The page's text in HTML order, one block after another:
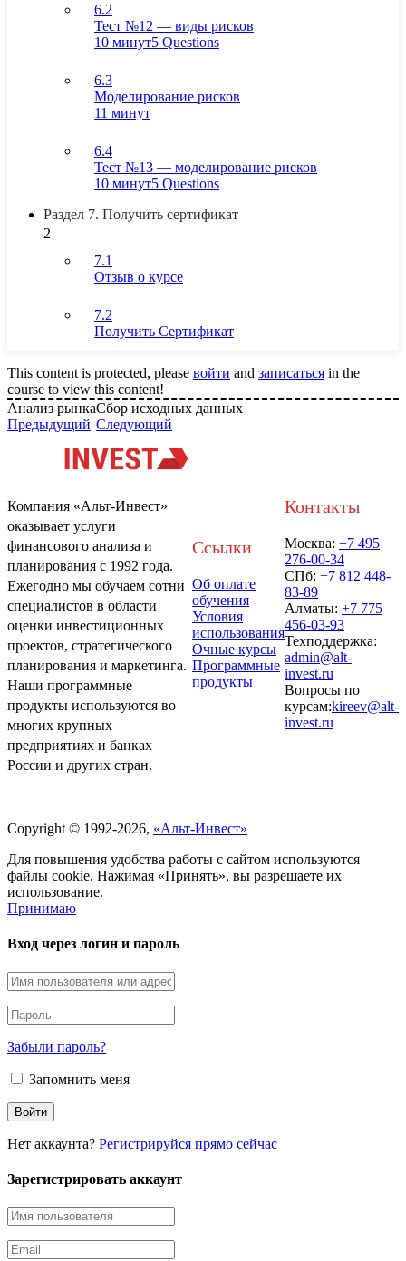
6.2
Тест №12 — виды рисков
10 минут5 Questions
6.3
Моделирование рисков
11 минут
6.4
Тест №13 — моделирование рисков
10 минут5 Questions
Раздел 7. Получить сертификат
2
7.1
Отзыв о курсе
7.2
Получить Сертификат
This content is protected, please войти and записаться in the
course to view this content!
Анализ рынка
Предыдущий
Сбор исходных данных
Следующий
Компания «Альт-Инвест»
оказывает услуги
финансового анализа и
планирования с 1992 года.
Ежегодно мы обучаем сотни
специалистов в области
оценки инвестиционных
проектов, стратегического
планирования и маркетинга.
Наши программные
продукты используются во
многих крупных
предприятиях и банках
России и других стран.
Ссылки
Об оплате
обучения
Условия
использования
Очные курсы
Программные
продукты
Контакты
Москва: +7 495
276-00-34
СПб: +7 812 448-
83-89
Алматы: +7 775
456-03-93
Техподдержка:
admin@alt-
invest.ru
Вопросы по
курсам:kireev@alt-
invest.ru
Copyright © 1992-2026, «Альт-Инвест»
Для повышения удобства работы с сайтом используются
файлы cookie. Нажимая «Принять», вы разрешаете их
использование.
Принимаю
Вход через логин и пароль
Забыли пароль?
Запомнить меня
Нет аккаунта? Регистрируйся прямо сейчас
Зарегистрировать аккаунт